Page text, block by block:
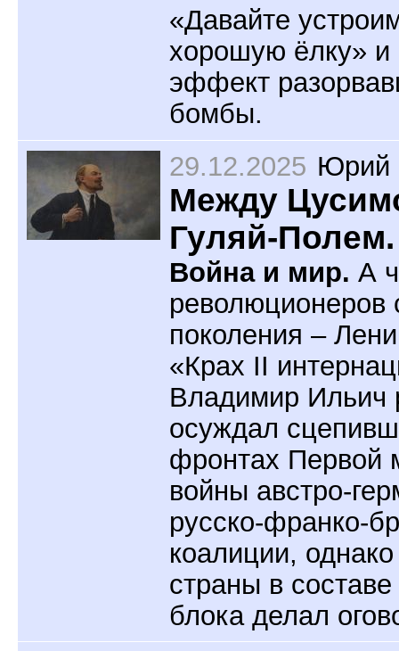
«Давайте
хорошую ёлку» и
эффект
бомбы.
29.12.2025 Юрий
Между
Гуляй-
Война и мир. А
революционеров
поколения –
«Крах II
Владимир Ильич
осуждал
фронтах Первой
войны австро-
русско-франко-
коалиции,
страны в
блока делал